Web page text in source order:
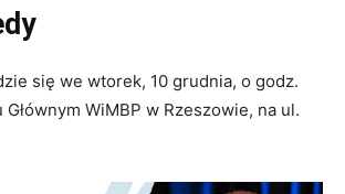
się we wtorek, 10 grudnia, o godz.
Głównym WiMBP w Rzeszowie, na ul.